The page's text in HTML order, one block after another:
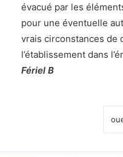
évacué par les
pour une éventuelle
vrais circonstances de
l’établissement dans
Fériel B